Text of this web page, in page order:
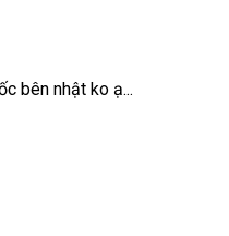
bên nhật ko ạ...